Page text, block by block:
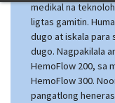
medikal na
ligtas gamitin.
dugo at iskala para
dugo. Nagpakilala
HemoFlow 200, sa
HemoFlow 300.
pangatlong